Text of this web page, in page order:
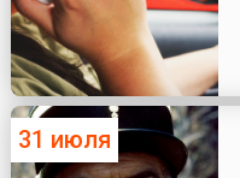
31 июля